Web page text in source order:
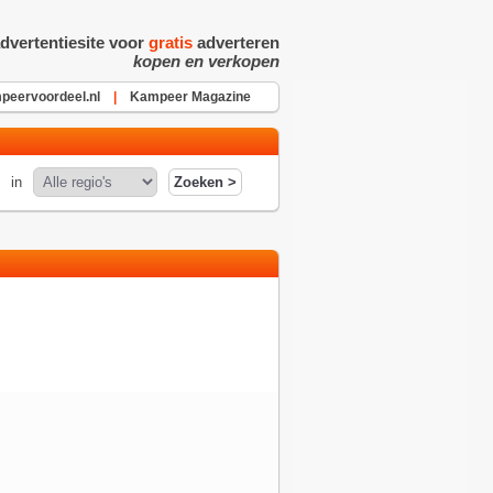
voor gratisadverteren
kopen en verkopen
Kampeer Magazine
in